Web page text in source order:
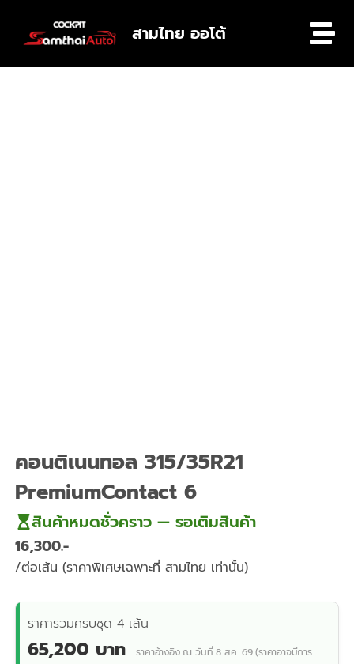
สามไทย ออโต้
คอนติเนนทอล 315/35R21
PremiumContact 6
สินค้าหมดชั่วคราว — รอเติมสินค้า
16,300
/ต่อเส้น (ราคาพิเศษเฉพาะที่ สามไทย เท่านั้น)
ราคารวมครบชุด 4 เส้น
65,200 บาท
ราคาอ้างอิง ณ วันที่ 8 ส.ค. 69 (ราคาอาจมีการ